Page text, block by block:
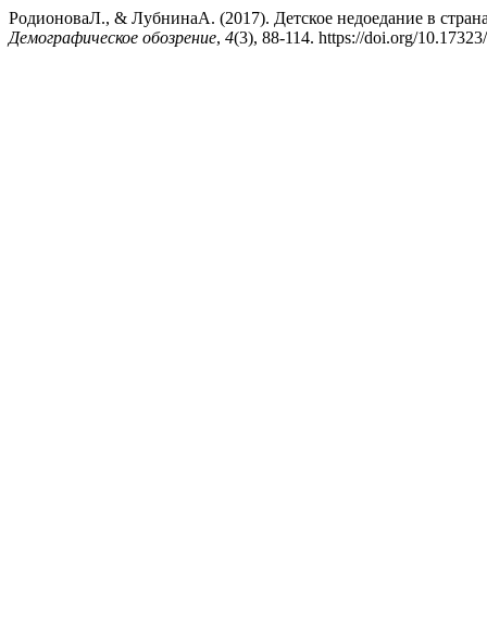
РодионоваЛ., & ЛубнинаА. (2017). Детское недоедание в
Демографическое обозрение, 4(3), 88-114. https://doi.org/